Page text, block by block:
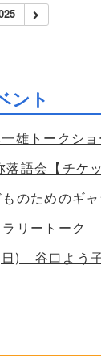
ント
トークショ
会【チケッ
ためのギャ
リートーク
) 谷口よう子